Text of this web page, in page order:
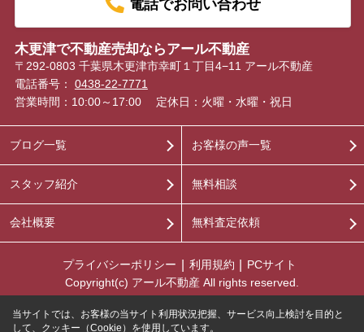
電話でお問い合わせ
木更津で不動産売却ならアール不動産
〒292-0803 千葉県木更津市幸町１丁目4−11 アール不動産
電話番号： 0438-22-7771
営業時間：10:00～17:00
定休日：火曜・水曜・祝日
ブログ一覧
スタッフ紹介
会社概要
お客様の声一覧
無料相談
無料査定依頼
プライバシーポリシー 利用規約
PCサイト
Copyright(c) アール不動産 All rights reserved.
当サイトでは、お客様の当サイト利用状況把握、サービス向上検討を目的と
して、クッキー（Cookie）を使用しています。